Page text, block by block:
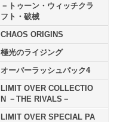
－トゥーン・ウィッチクラ
フト・破械
CHAOS ORIGINS
極光のライジング
オーバーラッシュパック4
LIMIT OVER COLLECTIO
N －THE RIVALS－
LIMIT OVER SPECIAL PA